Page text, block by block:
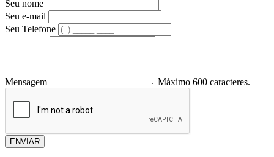
Seu nome
Seu e-mail
Seu Telefone
Mensagem Máximo 600 caracteres.
ENVIAR